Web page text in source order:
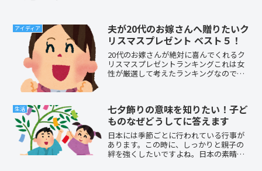
アイディア
夫が20代のお嫁さんへ贈りたいク
リスマスプレゼント ベスト５！
20代のお嫁さんが絶対に喜んでくれるク
リスマスプレゼントランキングこれは女
性が厳選して考えたランキングなので喜
生活
七夕飾りの意味を知りたい！子ど
ものなぜどうしてに答えます
日本には季節ごとに行われている行事が
あります。この時に、しっかりと親子の
絆を強くしたいですよね。日本の素晴ら